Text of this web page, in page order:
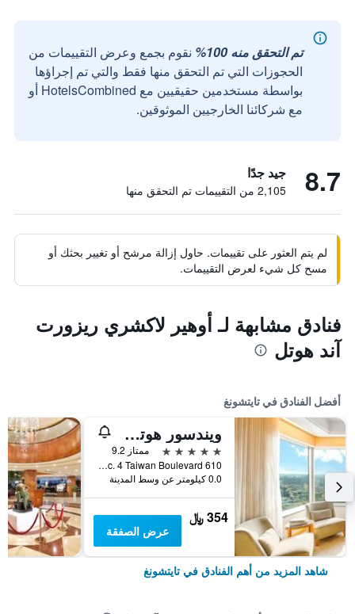
تم التحقق منه 100%
نقوم بجمع وعرض التقييمات من
الحجوزات التي تم التحقق منها فقط والتي تم إجراؤها
بواسطة مستخدمين حقيقيين مع HotelsCombined أو
مع شركائنا الخارجيين الموثوقين.
8.7 جيد جدًا
2,105 من التقييمات تم التحقق منها
لم يتم العثور على تقييمات. حاول إزالة مرشح أو تغيير بحثك أو
مسح كل شيء لعرض التقييمات.
فنادق مشابهة لـ أوهير لاكشري ريزورت
آند هوتل
أفضل الفنادق في تايتشونغ
ويندسور هوتل تايتشونج
5 نجوم
ممتاز 9.2
610 Sec. 4 Taiwan Boulevard, تايتشونغ, تايوان
0.0 كيلومتر عن وسط المدينة
354 ﷼
عرض الصفقة
شاهد المزيد من أهم الفنادق في تايتشونغ